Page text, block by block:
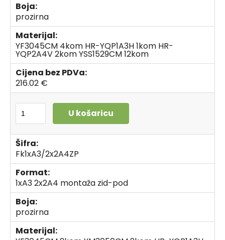
Boja:
prozirna
Materijal:
YF3045CM 4kom HR-YQP1A3H 1kom HR-
YQP2A4V 2kom YSS1529CM 12kom
Cijena bez PDVa:
216.02 €
U košaricu
Šifra:
Fk1xA3/2x2A4ZP
Format:
1xA3 2x2A4 montaža zid-pod
Boja:
prozirna
Materijal: